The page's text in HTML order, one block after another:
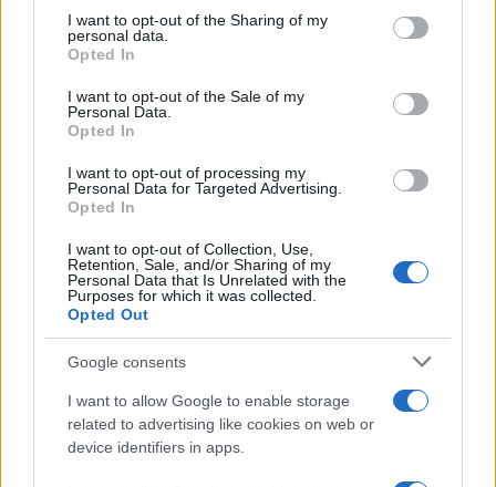
not limited to your visit or usage behaviour. You may click to
grant or deny consent to Google and its third-party tags to
use your data for below specified purposes in below Google
consent section.
I want to opt-out of the Sharing of my
personal data.
Opted In
I want to opt-out of the Sale of my
Personal Data.
Opted In
I want to opt-out of processing my
Personal Data for Targeted Advertising.
Opted In
I want to opt-out of Collection, Use,
Retention, Sale, and/or Sharing of my
Personal Data that Is Unrelated with the
Purposes for which it was collected.
Opted Out
Google consents
I want to allow Google to enable storage
related to advertising like cookies on web or
device identifiers in apps.
Ο καθηγητήςJian-Feng Nie, από το Τμήμα Επιστήμης
Υλικών και Μηχανικής του Πανεπιστημίου Monash
εξηγεί ότι το κλειδί της επιτυχίας βρίσκεται σε αυτό
που η ομάδα ονομάζει «ατομική αρχιτεκτονική».
Όταν τα μέταλλα ψύχονται ή αναμειγνύονται με
συμβατικούς τρόπους, αναπτύσσονται μικροσκοπικά
ελαττώματα και ασυνέχειες στην κρυσταλλική τους
δομή. Αυτά τα μικροσκοπικά ρήγματα είναι συχνά τα
σημεία από τα οποία ξεκινά η φθορά ή η θραύση ενός
υλικού υπό πίεση.
Μέσω της διαδικασίας της αυτοοργάνωσης σε
χαμηλότερες θερμοκρασίες, διαφορετικές δομές
αναπτύσσονται ταυτόχρονα και ενώνονται μεταξύ
τους με έναν συνεχή τρόπο. Όπως τονίζει ο